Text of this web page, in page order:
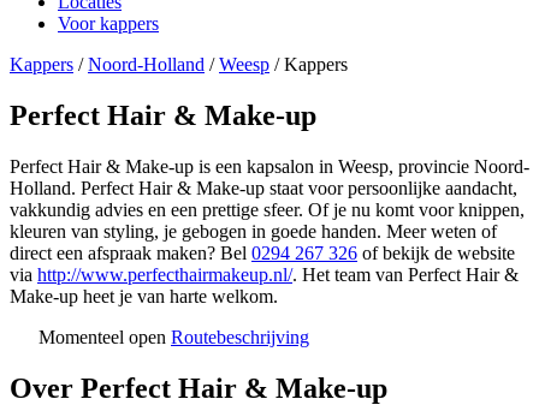
Voor kappers
Kappers /Noord-Holland /Weesp /Kappers
Perfect Hair & Make-up
Perfect Hair & Make-up is een kapsalon in Weesp, provincie Noord-
Holland. Perfect Hair & Make-up staat voor persoonlijke aandacht,
vakkundig advies en een prettige sfeer. Of je nu komt voor knippen,
kleuren van styling, je gebogen in goede handen. Meer weten of
direct een afspraak maken? Bel 0294 267 326 of bekijk de website
via http://www.perfecthairmakeup.nl/. Het team van Perfect Hair &
Make-up heet je van harte welkom.
Momenteel open Routebeschrijving
+
Over Perfect Hair & Make-up